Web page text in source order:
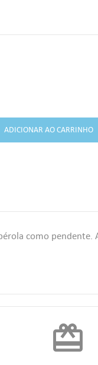
ADICIONAR AO CARRINHO
redeem
como pendente.